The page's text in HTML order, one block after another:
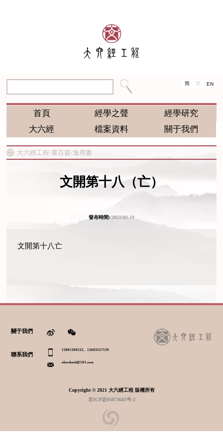
简 繁 EN
首頁 經學之聲
經學研究
大六經
檔案資料 關于我們
大六經工程/書百篇/逸周書
文開第十八（亡）
發布時間:2022-02-18
文開第十八亡
關于我們
聯系我們
13801309232、13683537539
alexzhaid@163.com
Copyright © 2021 大六經工程 版權所有
京ICP证05073683号-2